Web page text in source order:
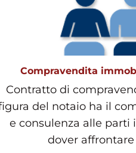
Compravendita
Contratto di
del notaio ha il
e consulenza alle parti
dover